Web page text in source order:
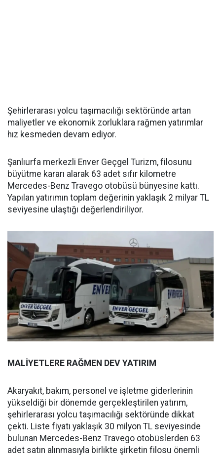
Şehirlerarası yolcu taşımacılığı sektöründe artan
maliyetler ve ekonomik zorluklara rağmen yatırımlar
hız kesmeden devam ediyor.
Şanlıurfa merkezli Enver Geçgel Turizm, filosunu
büyütme kararı alarak 63 adet sıfır kilometre
Mercedes-Benz Travego otobüsü bünyesine kattı.
Yapılan yatırımın toplam değerinin yaklaşık 2 milyar TL
seviyesine ulaştığı değerlendiriliyor.
MALİYETLERE RAĞMEN DEV YATIRIM
Akaryakıt, bakım, personel ve işletme giderlerinin
yükseldiği bir dönemde gerçekleştirilen yatırım,
şehirlerarası yolcu taşımacılığı sektöründe dikkat
çekti. Liste fiyatı yaklaşık 30 milyon TL seviyesinde
bulunan Mercedes-Benz Travego otobüslerden 63
adet satın alınmasıyla birlikte şirketin filosu önemli